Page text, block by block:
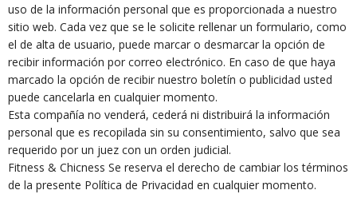
uso de la información personal que es proporcionada a nuestro
sitio web. Cada vez que se le solicite rellenar un formulario, como
el de alta de usuario, puede marcar o desmarcar la opción de
recibir información por correo electrónico. En caso de que haya
marcado la opción de recibir nuestro boletín o publicidad usted
puede cancelarla en cualquier momento.
Esta compañía no venderá, cederá ni distribuirá la información
personal que es recopilada sin su consentimiento, salvo que sea
requerido por un juez con un orden judicial.
Fitness & Chicness Se reserva el derecho de cambiar los términos
de la presente Política de Privacidad en cualquier momento.